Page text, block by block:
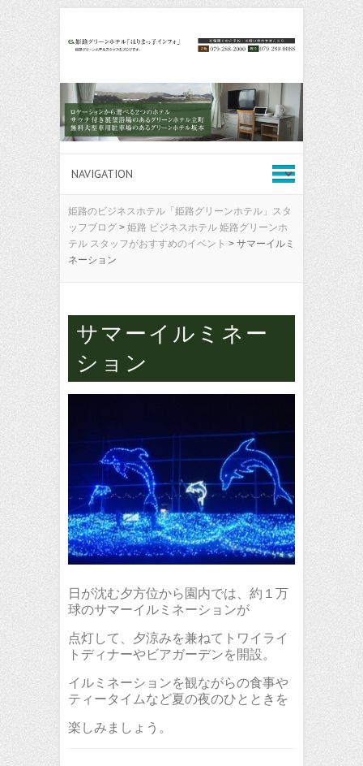
姫路のビジネスホテル「姫路グリーンホテル」スタ
ッフブログ > 姫路 ビジネスホテル 姫路グリーンホ
テル スタッフがおすすめのイベント > サマーイルミ
ネーション
サマーイルミネー
ション
日が沈む夕方位から園内では、約１万
球のサマーイルミネーションが
点灯して、夕涼みを兼ねてトワイライ
トディナーやビアガーデンを開設。
イルミネーションを観ながらの食事や
ティータイムなど夏の夜のひとときを
楽しみましょう。